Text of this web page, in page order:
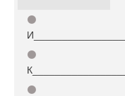
⚫
И_________________
⚫
К_________________
⚫